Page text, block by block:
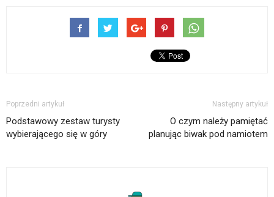
Poprzedni artykuł
Podstawowy zestaw turysty
wybierającego się w góry
Następny artykuł
O czym należy pamiętać
planując biwak pod namiotem